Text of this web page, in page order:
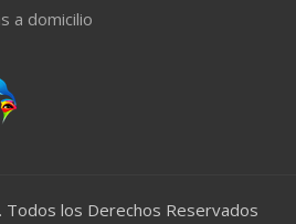
a domicilio
Todos los Derechos Reservados